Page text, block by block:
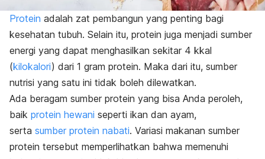
Protein adalah zat pembangun yang penting bagi
kesehatan tubuh. Selain itu, protein juga menjadi sumber
energi yang dapat menghasilkan sekitar 4 kkal
(kilokalori) dari 1 gram protein. Maka dari itu, sumber
nutrisi yang satu ini tidak boleh dilewatkan.
Ada beragam sumber protein yang bisa Anda peroleh,
baik protein hewani seperti ikan dan ayam,
serta sumber protein nabati. Variasi makanan sumber
protein tersebut memperlihatkan bahwa memenuhi